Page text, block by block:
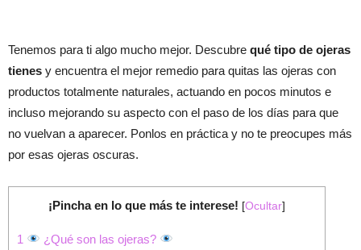
Tenemos para ti algo mucho mejor. Descubre qué tipo de ojeras
tienes y encuentra el mejor remedio para quitas las ojeras con
productos totalmente naturales, actuando en pocos minutos e
incluso mejorando su aspecto con el paso de los días para que
no vuelvan a aparecer. Ponlos en práctica y no te preocupes más
por esas ojeras oscuras.
¡Pincha en lo que más te interese! [Ocultar]
1
¿Qué son las ojeras?